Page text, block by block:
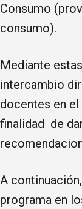
Consumo
consumo).
Mediante
intercambio
docentes en
finalidad de
A
programa en